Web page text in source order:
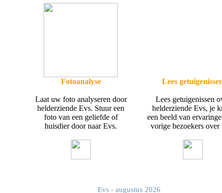
Fotoanalyse Lees
Laat uw foto analyseren door
helderziende Evs. Stuur een
foto van een geliefde of
huisdier door naar Evs.
Lees getuigenissen
helderziende Evs, je
een beeld van
vorige bezoekers over
Evs - augustus 2026